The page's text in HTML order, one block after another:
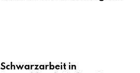
Schwarzarbeit in